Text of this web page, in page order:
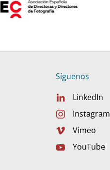
Síguenos
LinkedIn
Instagram
Vimeo
YouTube